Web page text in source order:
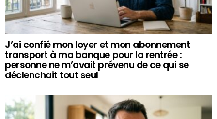
J’ai confié mon loyer et mon abonnement
transport à ma banque pour la rentrée :
personne ne m’avait prévenu de ce qui se
déclenchait tout seul